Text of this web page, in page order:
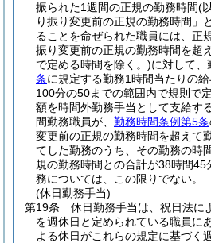
振られた1週間の正規の勤務時間(
り振り変更前の正規の勤務時間」
ることを命ぜられた職員には、正
振り変更前の正規の勤務時間を超
で定める時間を除く。)に対して、
条に規定する勤務1時間当たりの
100分の50までの範囲内で規則で
額を時間外勤務手当として支給する
間勤務職員が、 勤務時間条例第5条
変更前の正規の勤務時間を超えて
てした勤務のうち、その勤務の時
規の勤務時間との合計が38時間45
務については、この限りでない。
(休日勤務手当)
第19条
休日勤務手当は、祝日法に
を週休日と定められている職員に
よる休日がこれらの規定に基づく